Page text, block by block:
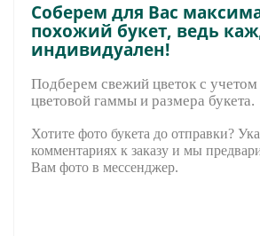
Соберем для Вас
похожий букет, ведь
индивидуален!
Подберем свежий цветок с учетом
цветовой гаммы и размера букета.
Хотите фото букета до отправки?
комментариях к заказу и мы
Вам фото в мессенджер.